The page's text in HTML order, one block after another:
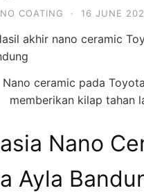
COATING · 16 JUNE
Nano ceramic pada
memberikan kilap tahan
Nano
Ayla